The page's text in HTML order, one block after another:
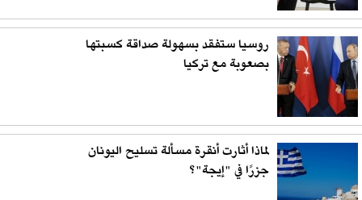
روسيا ستفقد بسهولة صداقة كسبتها
بصعوبة مع تركيا
لماذا أثارت أنقرة مسألة تسليح اليونان
جزرًا في "إيجة"؟